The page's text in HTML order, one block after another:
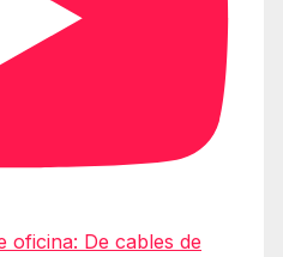
oficina: De cables de